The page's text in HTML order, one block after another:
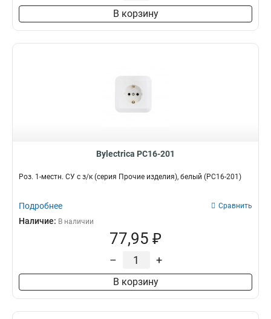
В корзину
Bylectrica РС16-201
Роз. 1-местн. СУ с з/к (серия Прочие изделия), белый (РС16-201)
Подробнее Сравнить
Наличие: В наличии
77,95 ₽
– +
В корзину